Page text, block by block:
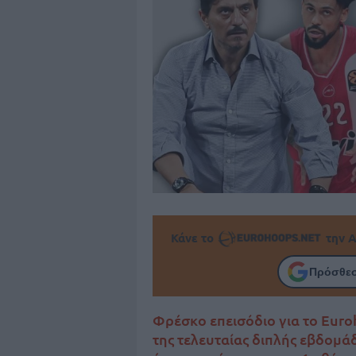
Κάνε το την
Φρέσκο επεισόδιο για το
της τελευταίας διπλής